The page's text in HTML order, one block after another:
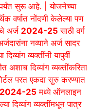
सुरू आहे. | योजनेच्या
वर्षात नोंदणी केलेल्या पण
अर्ज 2024-25 साठी वर्ग
नव्याने अर्ज सादर
व्यक्तींनी यापुर्वी
दिव्यांग व्यक्तींकरिता
परत एकदा सुरु करण्यात
2024-25 मध्ये ऑनलाइन
दिव्यांग व्यक्तींमधून पात्र